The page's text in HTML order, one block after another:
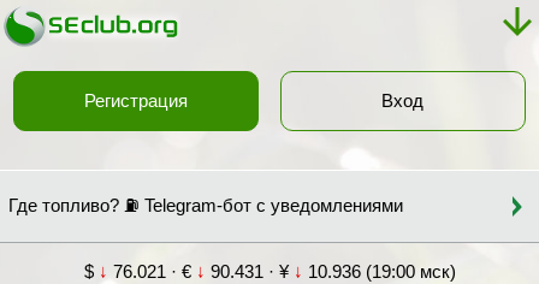
Регистрация Вход
Где топливо? ⛽ Telegram-бот с уведомлениями
$ ↓ 76.021 · € ↓ 90.431 · ¥ ↓ 10.936 (19:00 мск)